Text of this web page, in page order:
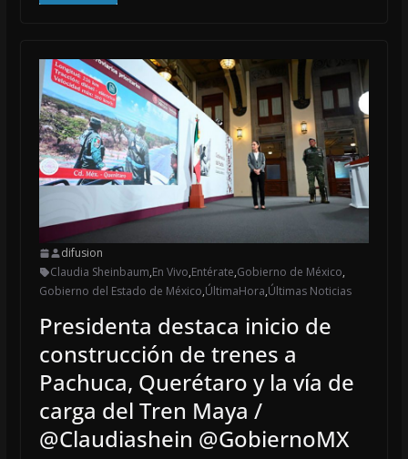
difusion
Claudia Sheinbaum,En Vivo,Entérate,Gobierno de México,
Gobierno del Estado de México,ÚltimaHora,Últimas Noticias
Presidenta destaca inicio de
construcción de trenes a
Pachuca, Querétaro y la vía de
carga del Tren Maya /
@Claudiashein @GobiernoMX